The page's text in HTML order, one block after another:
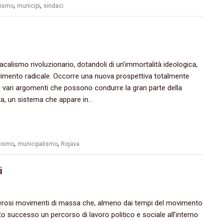
, municipi, sindaci
rivoluzionario, dotandoli di un’immortalità ideologica,
radicale. Occorre una nuova prospettiva totalmente
argomenti che possono condurre la gran parte della
un sistema che appare in…
, municipalismo, Rojava
movimenti di massa che,‭ ‬almeno dai tempi del movimento
successo un percorso di lavoro politico e sociale all’interno